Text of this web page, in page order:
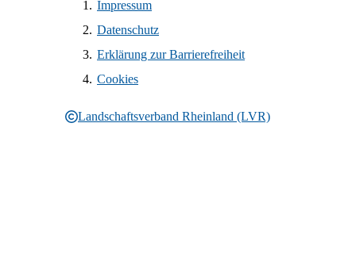
Landschaftsverband Rheinland (LVR)
Impressum
Datenschutz
Erklärung zur Barrierefreiheit
Cookies